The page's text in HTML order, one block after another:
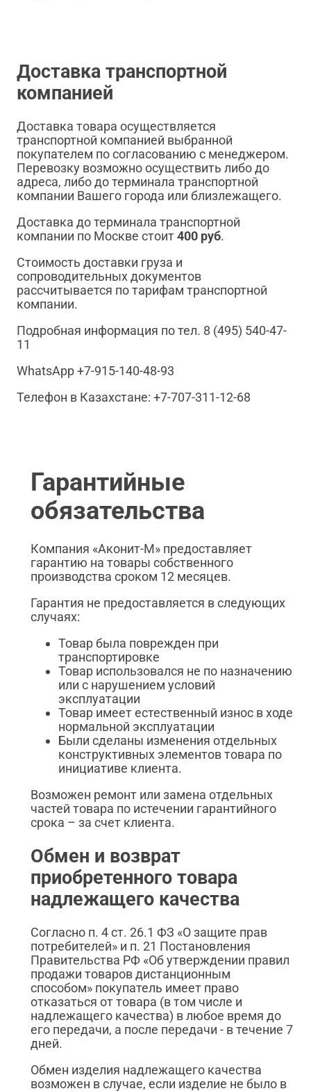
Доставка транспортной
компанией
Доставка товара осуществляется
транспортной компанией выбранной
покупателем по согласованию с менеджером.
Перевозку возможно осуществить либо до
адреса, либо до терминала транспортной
компании Вашего города или близлежащего.
Доставка до терминала транспортной
компании по Москве стоит400 руб.
Стоимость доставки груза и
сопроводительных документов
рассчитывается по тарифам транспортной
компании.
Подробная информация по тел. 8 (495) 540-47-
11
WhatsApp +7-915-140-48-93
Телефон в Казахстане: +7-707-311-12-68
Гарантийные
обязательства
Компания «Аконит-М» предоставляет
гарантию на товары собственного
производства сроком 12 месяцев.
Гарантия не предоставляется в следующих
случаях:
Товар была поврежден при
транспортировке
Товар использовался не по назначению
или с нарушением условий
эксплуатации
Товар имеет естественный износ в ходе
нормальной эксплуатации
Были сделаны изменения отдельных
конструктивных элементов товара по
инициативе клиента.
Возможен ремонт или замена отдельных
частей товара по истечении гарантийного
срока – за счет клиента.
Обмен и возврат
приобретенного товара
надлежащего качества
Согласно п. 4 ст. 26.1 ФЗ «О защите прав
потребителей» и п. 21 Постановления
Правительства РФ «Об утверждении правил
продажи товаров дистанционным
способом» покупатель имеет право
отказаться от товара (в том числе и
надлежащего качества) в любое время до
его передачи, а после передачи - в течение 7
дней.
Обмен изделия надлежащего качества
возможен в случае, если изделие не было в